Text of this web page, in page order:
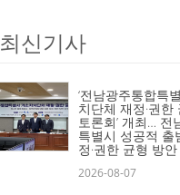
최신기사
‘전남광주통합특
치단체 재정·권한
토론회’ 개최… 전
특별시 성공적 출
정·권한 균형 방
2026-08-07